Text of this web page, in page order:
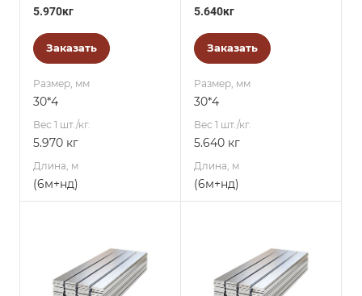
5.970кг
Заказать
Размер, мм
30*4
Вес 1 шт./кг.
5.970 кг
Длина, м
(6м+нд)
5.640кг
Заказать
Размер, мм
30*4
Вес 1 шт./кг.
5.640 кг
Длина, м
(6м+нд)